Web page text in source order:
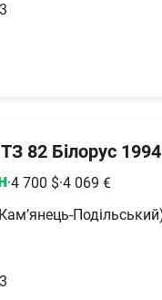
82 Білорус 1994
·4 700 $·4 069 €